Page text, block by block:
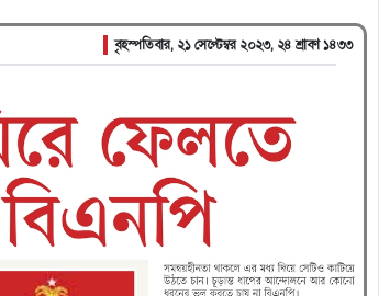
বৃহস্পতিবার, ২১ সেপ্টেম্বর ২০২৩, ২৪ শ্রাবণ ১৪৩৩